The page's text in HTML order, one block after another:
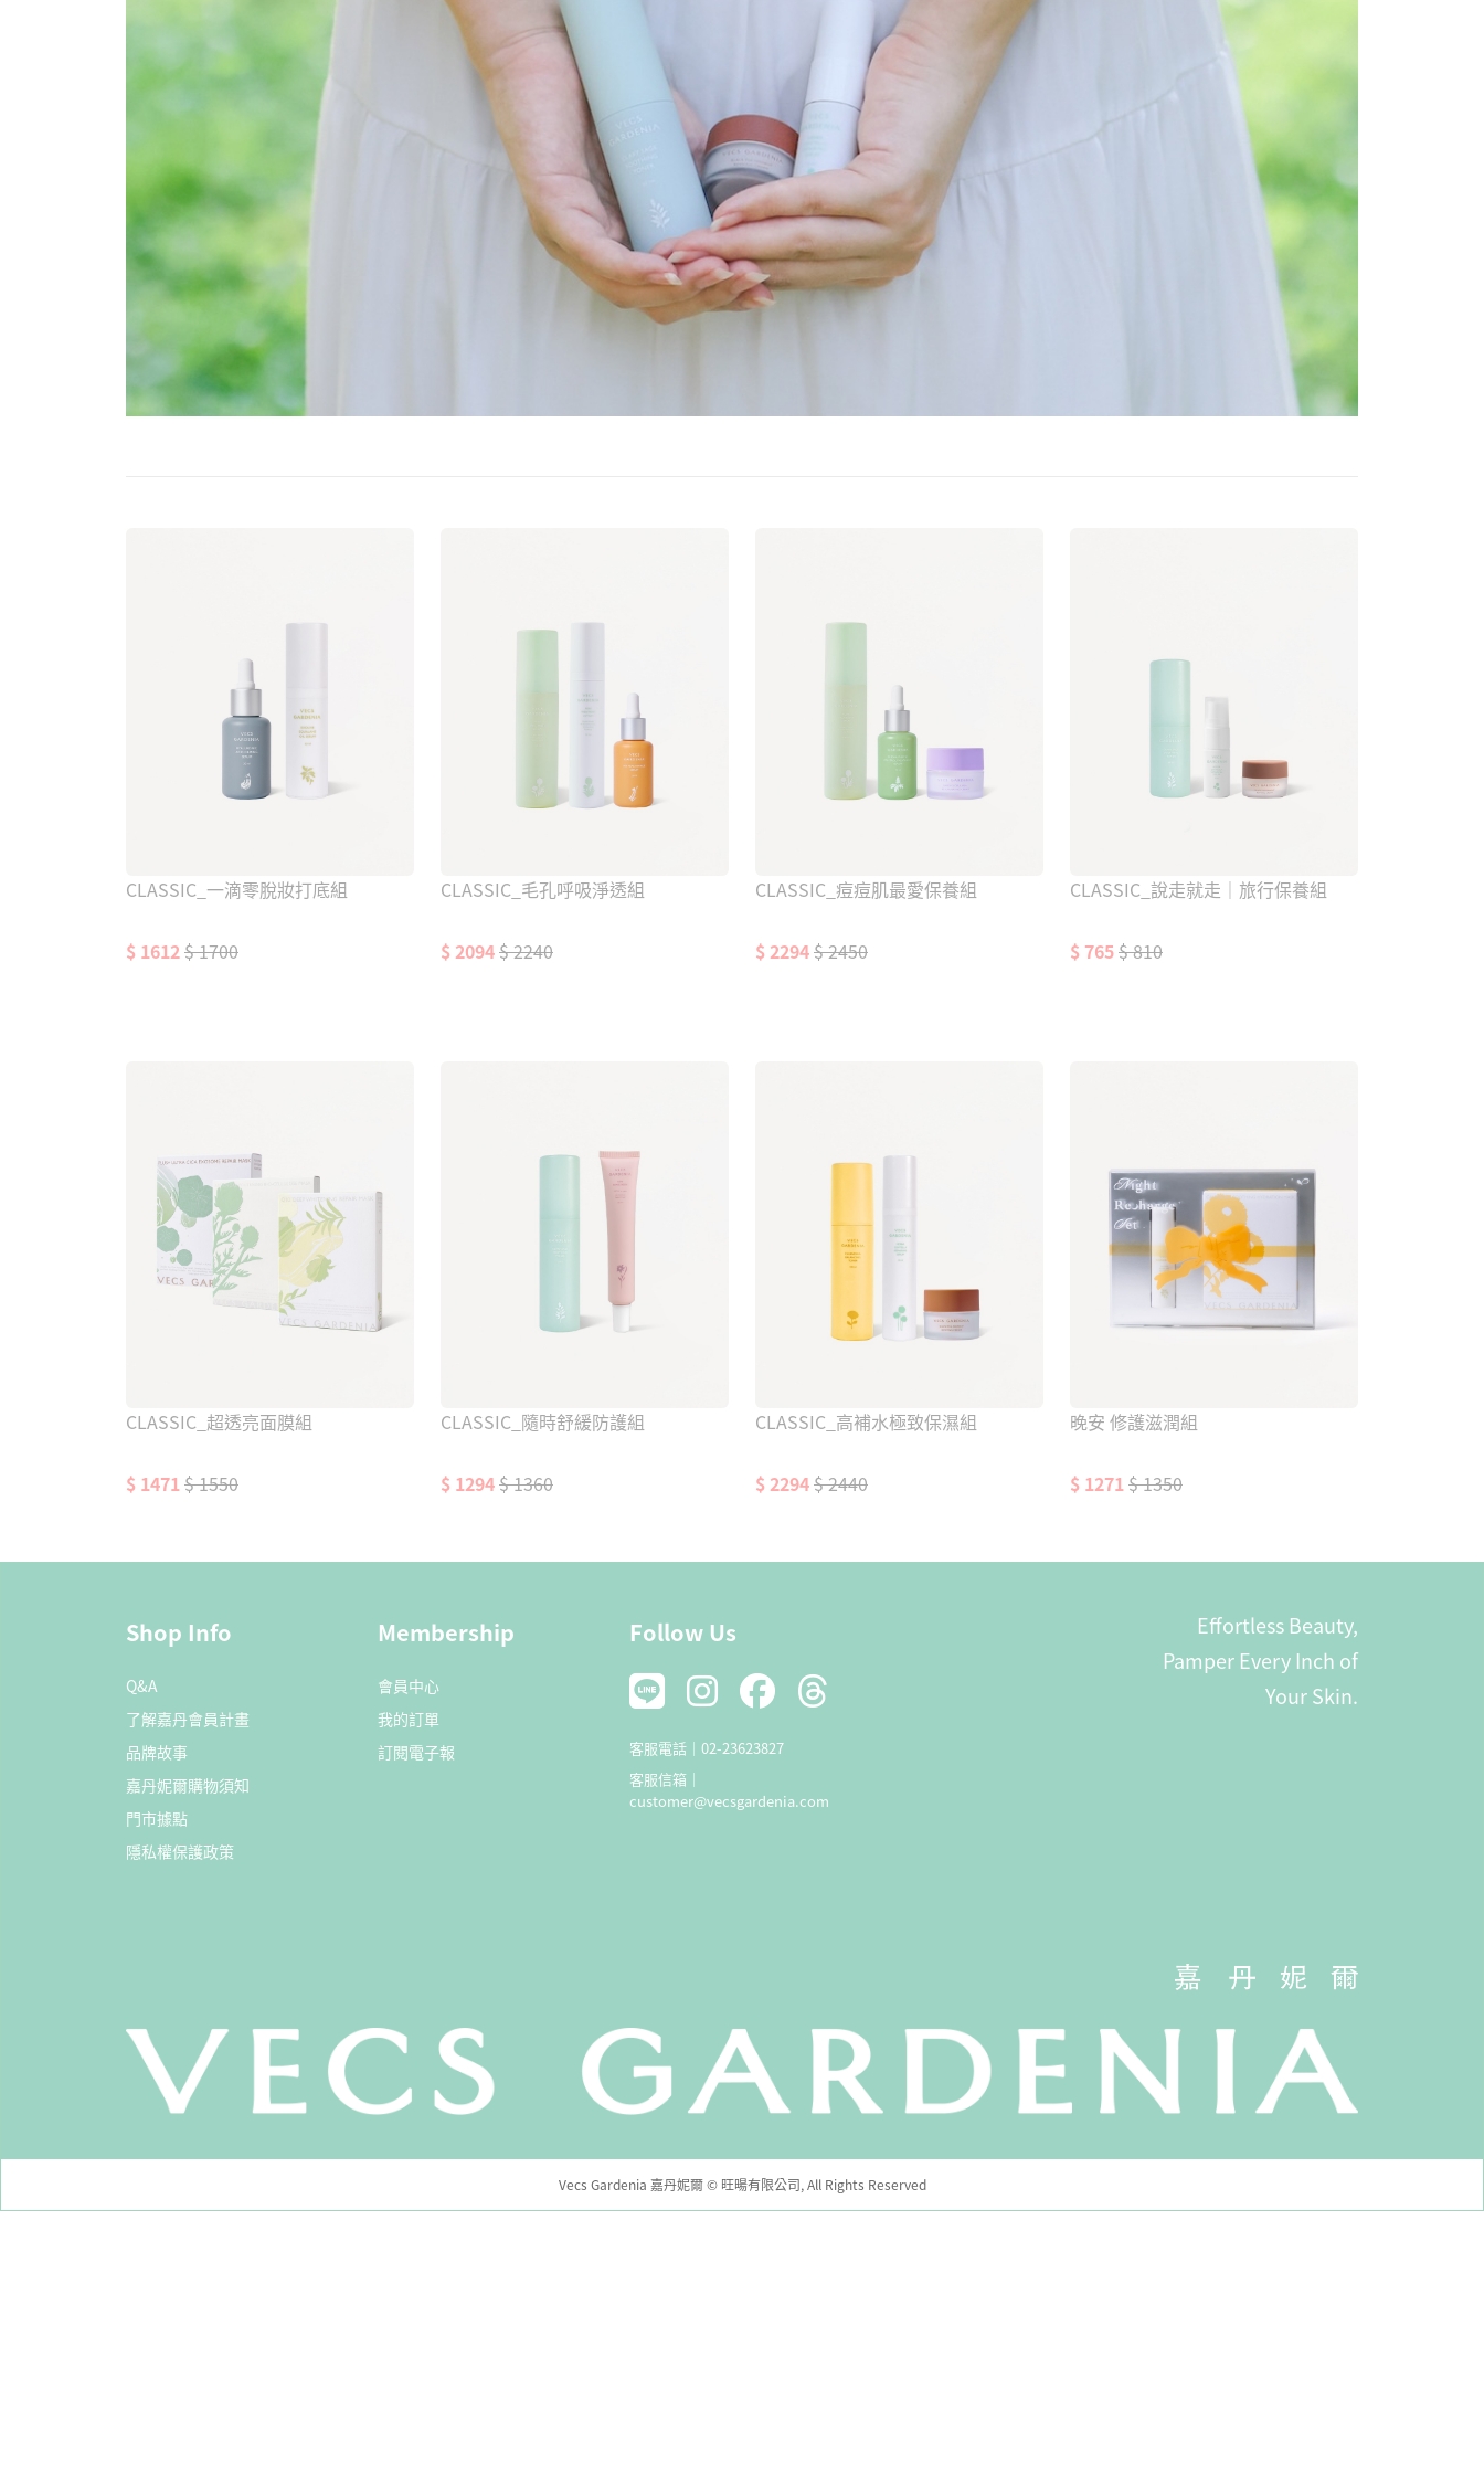
CLASSIC_一滴零脫妝打底組
$ 1612$ 1700
CLASSIC_毛孔呼吸淨透組
$ 2094$ 2240
CLASSIC_痘痘肌最愛保養組
$ 2294$ 2450
CLASSIC_說走就走｜旅行保養組
$ 765$ 810
CLASSIC_超透亮面膜組
$ 1471$ 1550
CLASSIC_隨時舒緩防護組
$ 1294$ 1360
CLASSIC_高補水極致保濕組
$ 2294$ 2440
晚安 修護滋潤組
$ 1271$ 1350
Shop Info
Q&A
了解嘉丹會員計畫
品牌故事
嘉丹妮爾購物須知
門市據點
隱私權保護政策
Membership
會員中心
我的訂單
訂閱電子報
Follow Us
客服電話｜ 02-23623827
客服信箱｜
customer@vecsgardenia.com
Effortless Beauty,
Pamper Every Inch of
Your Skin.
Vecs Gardenia 嘉丹妮爾 © 旺暘有限公司, All Rights Reserved